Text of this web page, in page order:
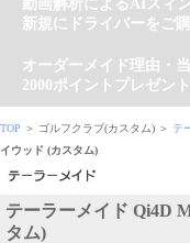
動画解析によるAIスィ
新規にドライバーをご
オーダーメイド理由・
2000ポイントプレゼン
TOP ＞ ゴルフクラブ(カスタム) ＞ テ
イウッド (カスタム)
テーラーメイド Qi4D
タム)